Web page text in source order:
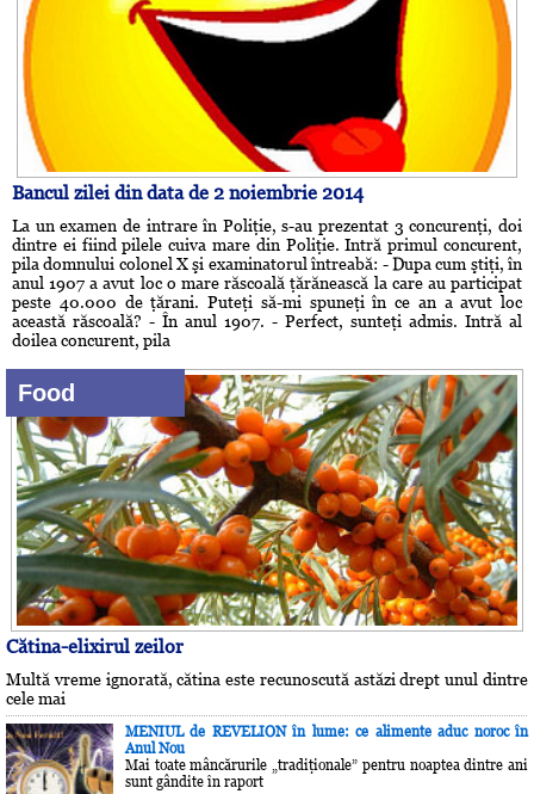
Bancul zilei din data de 2 noiembrie 2014
La un examen de intrare în Poliţie, s-au prezentat 3 concurenţi, doi
dintre ei fiind pilele cuiva mare din Poliţie. Intră primul concurent,
pila domnului colonel X şi examinatorul întreabă: - Dupa cum ştiţi, în
anul 1907 a avut loc o mare răscoală ţărănească la care au participat
peste 40.000 de ţărani. Puteţi să-mi spuneţi în ce an a avut loc
această răscoală? - În anul 1907. - Perfect, sunteţi admis. Intră al
doilea concurent, pila
Food
Cătina-elixirul zeilor
Multă vreme ignorată, cătina este recunoscută astăzi drept unul dintre
cele mai
MENIUL de REVELION în lume: ce alimente aduc noroc în
Anul Nou
Mai toate mâncărurile „tradiţionale” pentru noaptea dintre ani
sunt gândite în raport